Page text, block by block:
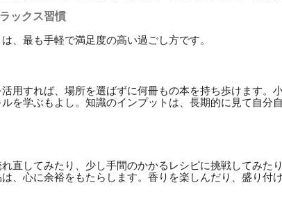
ックス習慣
、最も手軽で満足度の高い過ごし方です。
用すれば、場所を選ばずに何冊もの本を持ち歩けます。
を学ぶもよし。知識のインプットは、長期的に見て自分
直してみたり、少し手間のかかるレシピに挑戦してみた
、心に余裕をもたらします。香りを楽しんだり、盛り付